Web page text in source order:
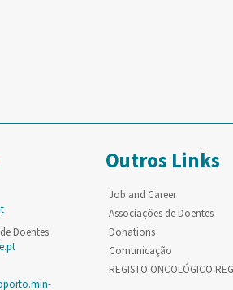
Doentes
Outros Links
Job and Career
Associações de Doentes
Donations
Comunicação
REGISTO ONCOLÓGICO